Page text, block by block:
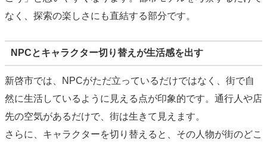
なく、探索の楽しさにも直結する部分です。
NPCとキャラクター切り替えが生活感を出す
新啓市では、NPCがただ立っているだけではなく、街で自
然に生活しているように見える点が印象的です。通行人や店
先の空気があるだけで、街は生きて見えます。
さらに、キャラクターを切り替えると、その人物が街のどこ